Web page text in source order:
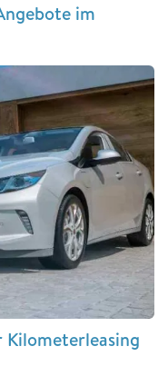
im
Kilometerleasing